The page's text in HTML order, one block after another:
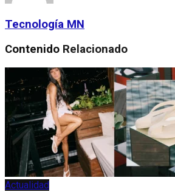
Tecnología MN
Contenido Relacionado
Actualidad